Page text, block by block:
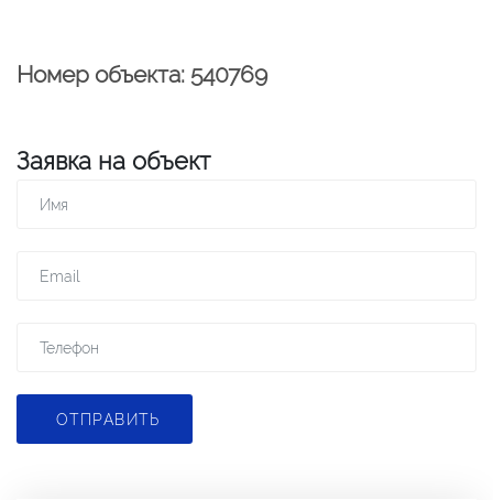
Номер объекта: 540769
Заявка на объект
ОТПРАВИТЬ